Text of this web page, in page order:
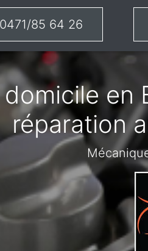
0471/85 64 26
en
réparation